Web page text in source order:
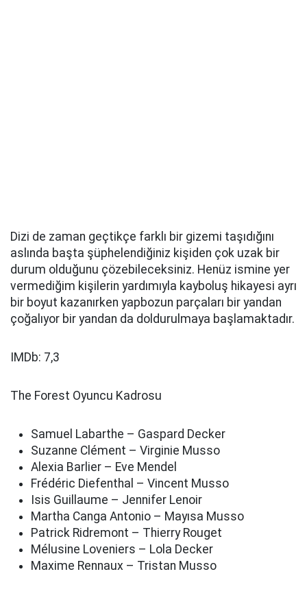
Dizi de zaman geçtikçe farklı bir gizemi taşıdığını
aslında başta şüphelendiğiniz kişiden çok uzak bir
durum olduğunu çözebileceksiniz. Henüz ismine yer
vermediğim kişilerin yardımıyla kayboluş hikayesi ayrı
bir boyut kazanırken yapbozun parçaları bir yandan
çoğalıyor bir yandan da doldurulmaya başlamaktadır.
IMDb: 7,3
The Forest Oyuncu Kadrosu
Samuel Labarthe – Gaspard Decker
Suzanne Clément – Virginie Musso
Alexia Barlier – Eve Mendel
Frédéric Diefenthal – Vincent Musso
Isis Guillaume – Jennifer Lenoir
Martha Canga Antonio – Mayısa Musso
Patrick Ridremont – Thierry Rouget
Mélusine Loveniers – Lola Decker
Maxime Rennaux – Tristan Musso